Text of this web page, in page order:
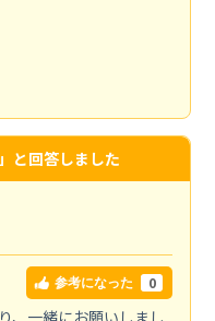
と回答しました
参考になった 0
、一緒にお願いしまし